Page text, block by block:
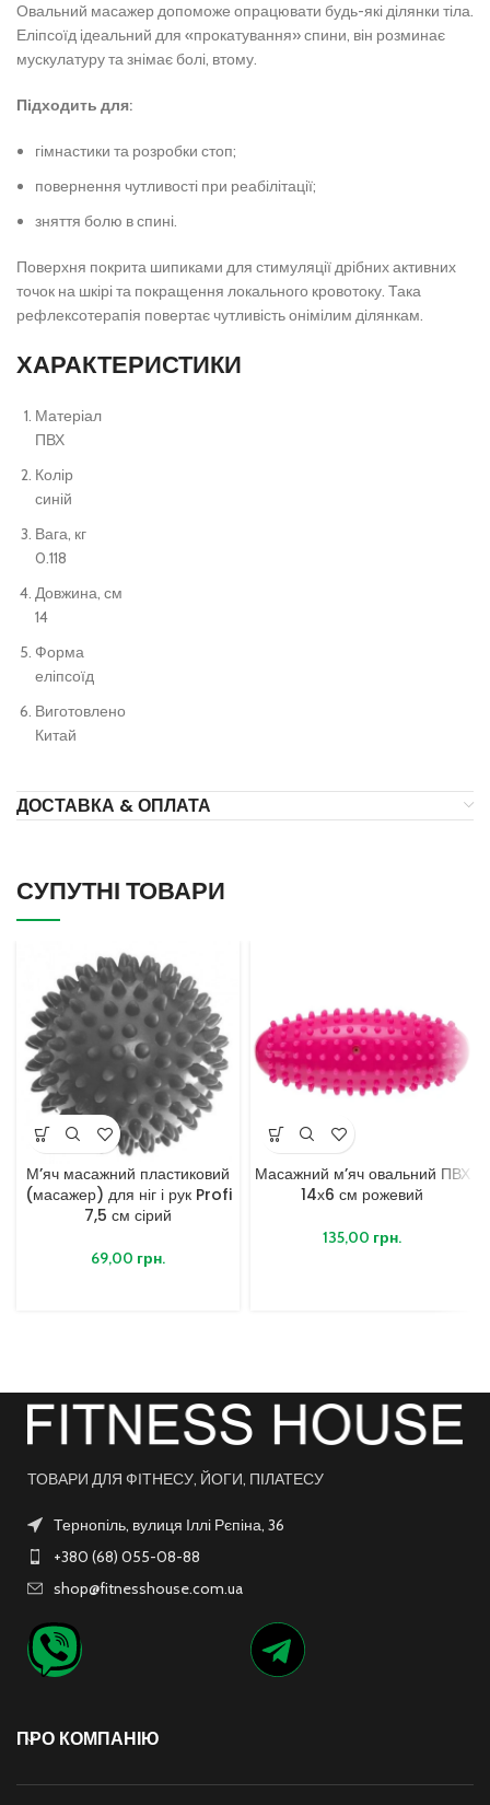
Овальний масажер допоможе опрацювати будь-які ділянки тіла.
Еліпсоїд ідеальний для «прокатування» спини, він розминає
мускулатуру та знімає болі, втому.
Підходить для:
гімнастики та розробки стоп;
повернення чутливості при реабілітації;
зняття болю в спині.
Поверхня покрита шипиками для стимуляції дрібних активних
точок на шкірі та покращення локального кровотоку. Така
рефлексотерапія повертає чутливість онімілим ділянкам.
ХАРАКТЕРИСТИКИ
Матеріал
ПВХ
Колір
синій
Вага, кг
0.118
Довжина, см
14
Форма
еліпсоїд
Виготовлено
Китай
ДОСТАВКА & ОПЛАТА
СУПУТНІ ТОВАРИ
М’яч масажний пластиковий
(масажер) для ніг і рук Profi
7,5 см сірий
69,00 грн.
Масажний м’яч овальний ПВХ
14х6 см рожевий
135,00 грн.
ТОВАРИ ДЛЯ ФІТНЕСУ, ЙОГИ, ПІЛАТЕСУ
Тернопіль, вулиця Іллі Рєпіна, 36
+380 (68) 055-08-88
shop@fitnesshouse.com.ua
ПРО КОМПАНІЮ